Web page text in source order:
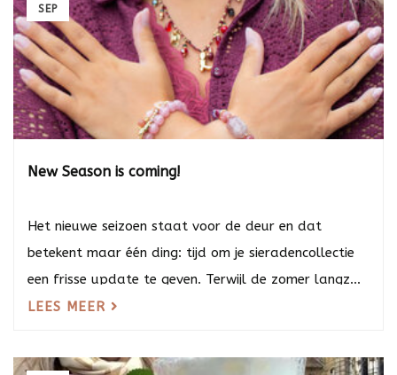
SEP
New Season is coming!
Het nieuwe seizoen staat voor de deur en dat
betekent maar één ding: tijd om je sieradencollectie
een frisse update te geven. Terwijl de zomer langz...
LEES MEER